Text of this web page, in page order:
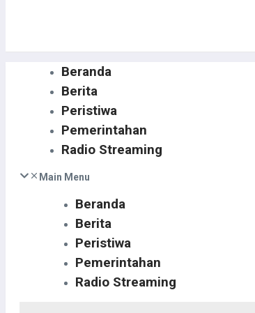
Beranda
Berita
Peristiwa
Pemerintahan
Radio Streaming
Main Menu
Beranda
Berita
Peristiwa
Pemerintahan
Radio Streaming